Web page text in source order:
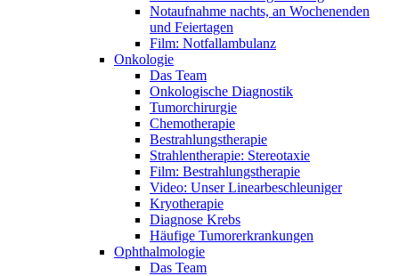
Notaufnahme nachts, an Wochenenden
und Feiertagen
Film: Notfallambulanz
Onkologie
Das Team
Onkologische Diagnostik
Tumorchirurgie
Chemotherapie
Bestrahlungstherapie
Strahlentherapie: Stereotaxie
Film: Bestrahlungstherapie
Video: Unser Linearbeschleuniger
Kryotherapie
Diagnose Krebs
Häufige Tumorerkrankungen
Ophthalmologie
Das Team